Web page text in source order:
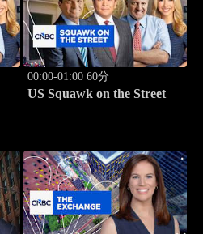
00:00-01:00 60分
US Squawk on the Street